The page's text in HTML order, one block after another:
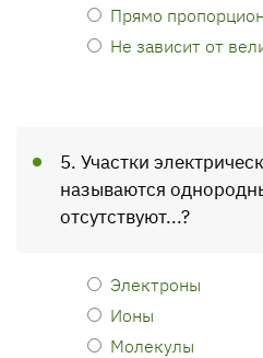
Прямо
Не зависит от
5. Участки
называются
отсутствуют...?
Электроны
Ионы
Молекулы